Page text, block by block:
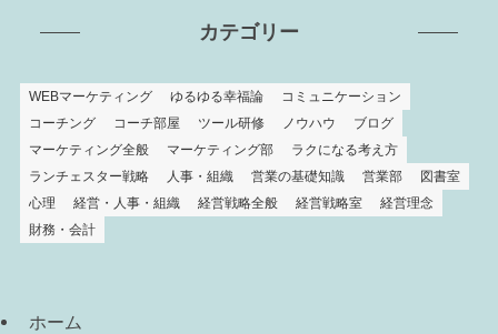
カテゴリー
WEBマーケティング ゆるゆる幸福論
コミュニケーション
コーチング
コーチ部屋 ツール研修 ノウハウ
ブログ
マーケティング全般
マーケティング部
ラクになる考え方
ランチェスター戦略
人事・組織 営業の基礎知識 営業部
図書室
心理
経営・人事・組織 経営戦略全般 経営戦略室
経営理念
財務・会計
ホーム